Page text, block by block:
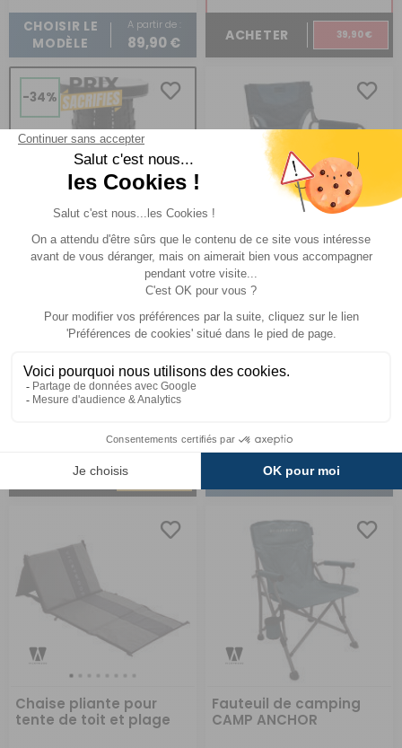
CHOISIR LE
MODÈLE
A partir de :
89,90 € ACHETER 39,90 €
-34%
Tabouret télescopique
Comparer
Réf : 697223 DESTOCKAGE
(1)
ACHETER 25,90 €
16,90 €
Chaise de camping
Camp Horizon
Réf : P974745
CHOISIR LE
A partir de :
Chaise pliante pour
tente de toit et plage
Fauteuil de camping
CAMP ANCHOR